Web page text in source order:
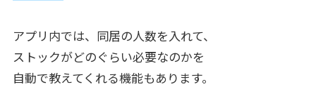
アプリ内では、同居の人数を入れて、
ストックがどのぐらい必要なのかを
自動で教えてくれる機能もあります。